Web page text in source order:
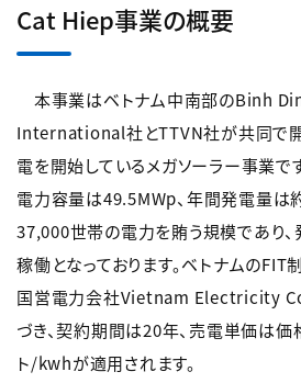
Cat Hiep事業の概要
本事業はベトナム中南部のBinh
International社とTTVN社が共同で開
電を開始しているメガソーラー事業で
電力容量は49.5MWp、年間発電量は
37,000世帯の電力を賄う規模であり
稼働となっております。ベトナムのFIT
国営電力会社Vietnam Electricity
づき、契約期間は20年、売電単価は
ト/kwhが適用されます。